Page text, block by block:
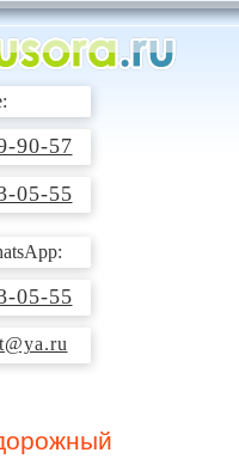
90-57
05-55
05-55